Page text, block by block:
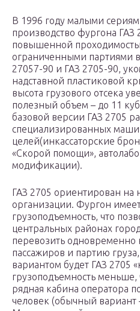
В 1996 году малыми
производство фургона ГАЗ
повышенной
ограниченными партиями
27057-90 и ГАЗ 2705-90,
надставной пластиковой
высота грузового отсека
полезный объем – до 11
базовой версии ГАЗ 2705
специализированных
целей(инкассаторские
«Скорой помощи»,
модификации).
ГАЗ 2705 ориентирован
организации. Фургон
грузоподъемность, что
центральных районах
перевозить одновременно
пассажиров и партию
вариантом будет ГАЗ 2705
грузоподъемность
рядная кабина оператора
человек (обычный вариант